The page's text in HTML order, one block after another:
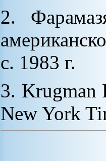
2.
с. 1983 г.
3. Krugman
New York